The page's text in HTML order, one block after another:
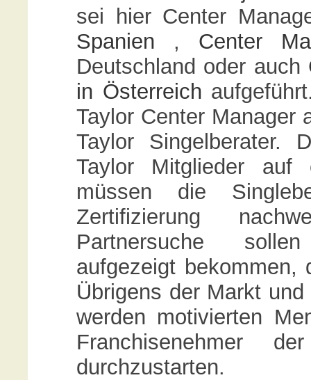
sei hier Center
Spanien , Center
Deutschland oder auch
in Österreich
Taylor Center Manager
Taylor Singelberater.
Taylor Mitglieder auf
müssen die
Zertifizierung
Partnersuche
aufgezeigt bekommen,
Übrigens der Markt
werden motivierten
Franchisenehmer
durchzustarten.